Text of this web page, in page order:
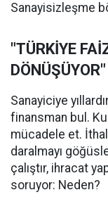
Sanayisizleşme
"TÜRKİYE
DÖNÜŞÜYOR"
Sanayiciye
finansman bul.
mücadele et.
daralmayı
çalıştır, ihracat
soruyor: Neden?